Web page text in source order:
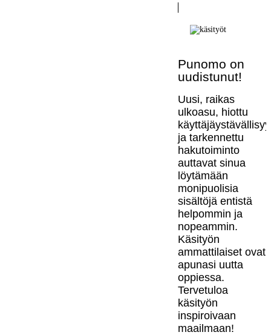
Punomo on
uudistunut!
Uusi, raikas
ulkoasu, hiottu
ja tarkennettu
hakutoiminto
auttavat sinua
löytämään
monipuolisia
sisältöjä entistä
helpommin ja
nopeammin.
Käsityön
ammattilaiset ovat
apunasi uutta
oppiessa.
Tervetuloa
käsityön
inspiroivaan
maailmaan!